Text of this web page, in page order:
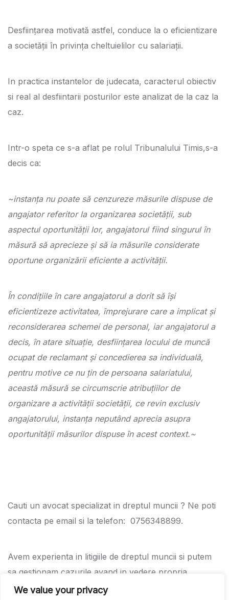
We value your privacy
Desființarea motivată astfel, conduce la o eficientizare
a societății în privința cheltuielilor cu salariații.
In practica instantelor de judecata, caracterul obiectiv
si real al desfiintarii posturilor este analizat de la caz la
caz.
Intr-o speta ce s-a aflat pe rolul Tribunalului Timis,s-a
decis ca:
~instanţa nu poate să cenzureze măsurile dispuse de
angajator referitor la organizarea societăţii, sub
aspectul oportunităţii lor, angajatorul fiind singurul în
măsură să aprecieze şi să ia măsurile considerate
oportune organizării eficiente a activităţii.
În condiţiile în care angajatorul a dorit să îşi
eficientizeze activitatea, împrejurare care a implicat şi
reconsiderarea schemei de personal, iar angajatorul a
decis, în atare situaţie, desfiinţarea locului de muncă
ocupat de reclamant şi concedierea sa individuală,
pentru motive ce nu ţin de persoana salariatului,
această măsură se circumscrie atribuţiilor de
organizare a activităţii societăţii, ce revin exclusiv
angajatorului, instanţa neputând aprecia asupra
oportunităţii măsurilor dispuse în acest context.~
Cauti un avocat specializat in dreptul muncii ? Ne poti
contacta pe email si la telefon: 0756348899.
Avem experienta in litigiile de dreptul muncii si putem
sa gestionam cazurile avand in vedere propria
experienta si propriile sentinte obtinute in fata